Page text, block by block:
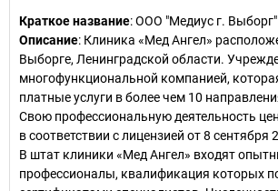
Краткое название:ООО "Медиус г. Выборг"
Описание: Клиника «Мед Ангел»
Выборге, Ленинградской области.
многофункциональной компанией,
платные услуги в более чем 10
Свою профессиональную деятельность
в соответствии с лицензией от 8 сентября
В штат клиники «Мед Ангел» входят
профессионалы, квалификация которых